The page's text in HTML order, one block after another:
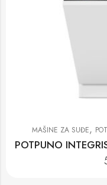
MAŠINE ZA SUĐE,